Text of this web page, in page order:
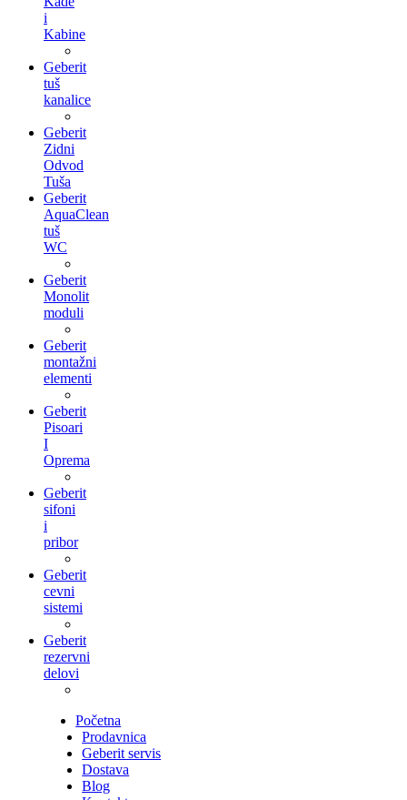
i
Kabine
Geberit
tuš
kanalice
Geberit
Zidni
Odvod
Tuša
Geberit
AquaClean
tuš
WC
Geberit
Monolit
moduli
Geberit
montažni
elementi
Geberit
Pisoari
I
Oprema
Geberit
sifoni
i
pribor
Geberit
cevni
sistemi
Geberit
rezervni
delovi
Početna
Prodavnica
Geberit servis
Dostava
Blog